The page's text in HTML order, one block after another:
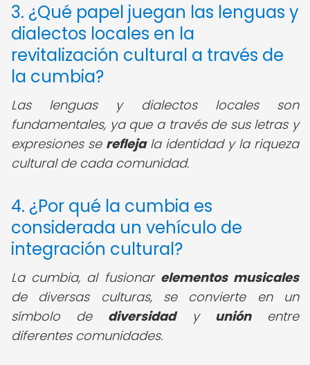
3. ¿Qué papel juegan las lenguas y
dialectos locales en la
revitalización cultural a través de
la cumbia?
Las lenguas y dialectos locales son
fundamentales, ya que a través de sus letras y
expresiones se reflejala identidad y la riqueza
cultural de cada comunidad.
4. ¿Por qué la cumbia es
considerada un vehículo de
integración cultural?
La cumbia, al fusionar elementos musicales
de diversas culturas, se convierte en un
símbolo de diversidady uniónentre
diferentes comunidades.